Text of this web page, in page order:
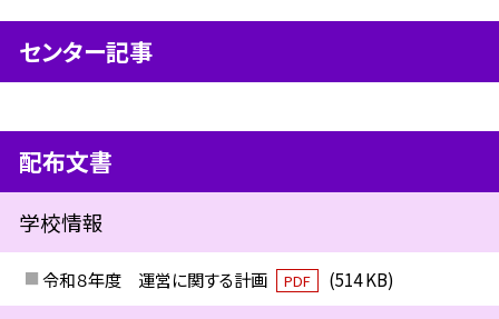
センター記事
配布文書
学校情報
令和８年度 運営に関する計画 PDF (514 KB)